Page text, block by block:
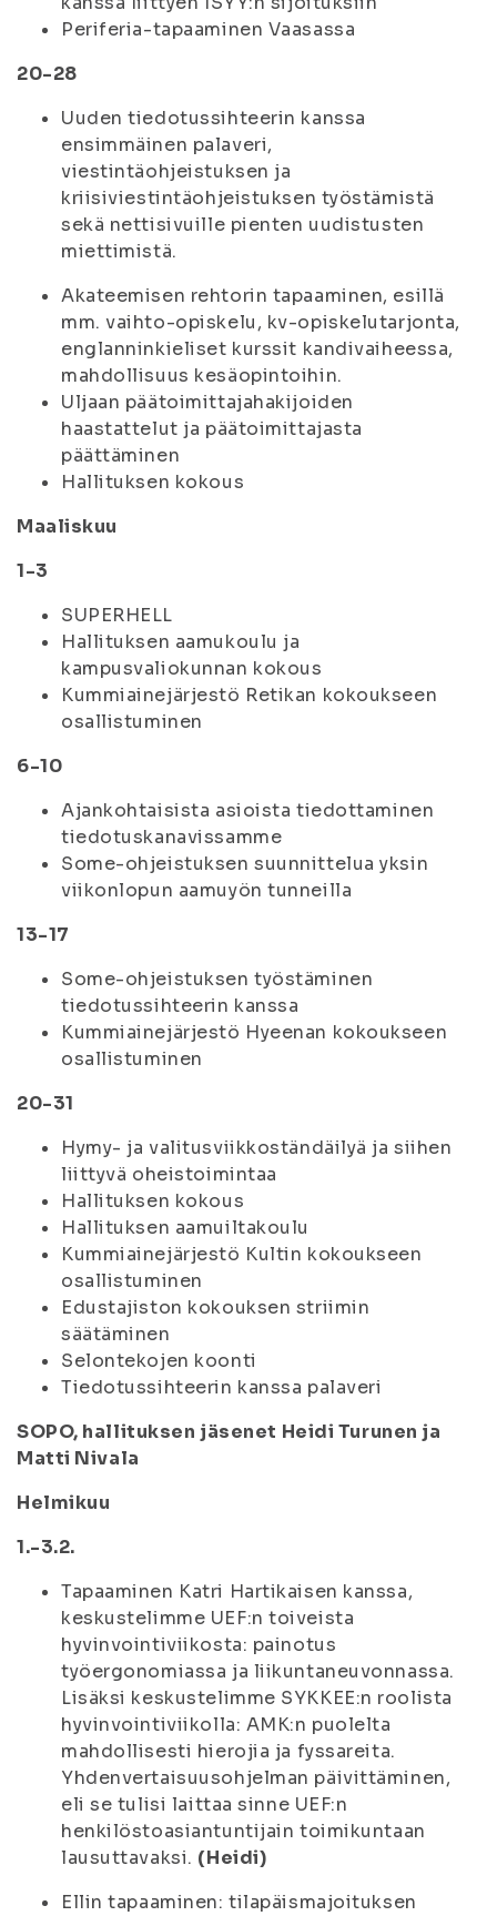
Periferia-tapaaminen Vaasassa
20-28
Uuden tiedotussihteerin kanssa
ensimmäinen palaveri,
viestintäohjeistuksen ja
kriisiviestintäohjeistuksen työstämistä
sekä nettisivuille pienten uudistusten
miettimistä.
Akateemisen rehtorin tapaaminen, esillä
mm. vaihto-opiskelu, kv-opiskelutarjonta,
englanninkieliset kurssit kandivaiheessa,
mahdollisuus kesäopintoihin.
Uljaan päätoimittajahakijoiden
haastattelut ja päätoimittajasta
päättäminen
Hallituksen kokous
Maaliskuu
1-3
SUPERHELL
Hallituksen aamukoulu ja
kampusvaliokunnan kokous
Kummiainejärjestö Retikan kokoukseen
osallistuminen
6-10
Ajankohtaisista asioista tiedottaminen
tiedotuskanavissamme
Some-ohjeistuksen suunnittelua yksin
viikonlopun aamuyön tunneilla
13-17
Some-ohjeistuksen työstäminen
tiedotussihteerin kanssa
Kummiainejärjestö Hyeenan kokoukseen
osallistuminen
20-31
Hymy- ja valitusviikkoständäilyä ja siihen
liittyvä oheistoimintaa
Hallituksen kokous
Hallituksen aamuiltakoulu
Kummiainejärjestö Kultin kokoukseen
osallistuminen
Edustajiston kokouksen striimin
säätäminen
Selontekojen koonti
Tiedotussihteerin kanssa palaveri
SOPO, hallituksen jäsenet Heidi Turunen ja
Matti Nivala
Helmikuu
1.-3.2.
Tapaaminen Katri Hartikaisen kanssa,
keskustelimme UEF:n toiveista
hyvinvointiviikosta: painotus
työergonomiassa ja liikuntaneuvonnassa.
Lisäksi keskustelimme SYKKEE:n roolista
hyvinvointiviikolla: AMK:n puolelta
mahdollisesti hierojia ja fyssareita.
Yhdenvertaisuusohjelman päivittäminen,
eli se tulisi laittaa sinne UEF:n
henkilöstoasiantuntijain toimikuntaan
lausuttavaksi. (Heidi)
Ellin tapaaminen: tilapäismajoituksen